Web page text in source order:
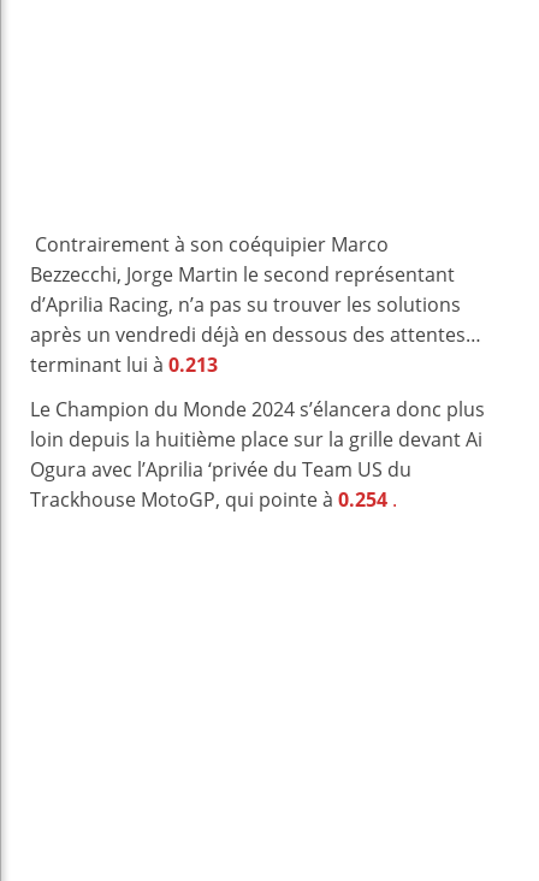
Contrairement à son coéquipier Marco
Bezzecchi, Jorge Martin le second représentant
d’Aprilia Racing, n’a pas su trouver les solutions
après un vendredi déjà en dessous des attentes…
terminant lui à 0.213
Le Champion du Monde 2024 s’élancera donc plus
loin depuis la huitième place sur la grille devant Ai
Ogura avec l’Aprilia ‘privée du Team US du
Trackhouse MotoGP, qui pointe à 0.254 .